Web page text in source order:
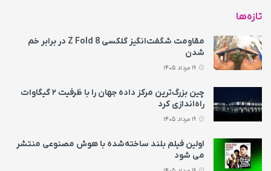
تازه‌ها
مقاومت شگفت‌انگیز گلکسی Z Fold 8 در برابر خم
شدن
چین بزرگ‌ترین مرکز داده جهان را با ظرفیت ۲ گیگاوات
راه‌اندازی کرد
اولین فیلم بلند ساخته‌شده با هوش مصنوعی منتشر
می‌ شود